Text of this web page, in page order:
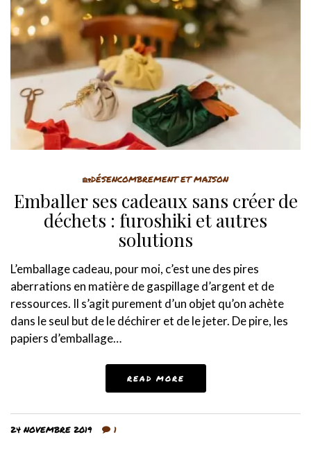
🏡DÉSENCOMBREMENT ET MAISON
Emballer ses cadeaux sans créer de
déchets : furoshiki et autres
solutions
L’emballage cadeau, pour moi, c’est une des pires
aberrations en matière de gaspillage d’argent et de
ressources. Il s’agit purement d’un objet qu’on achète
dans le seul but de le déchirer et de le jeter. De pire, les
papiers d’emballage…
READ MORE
24 NOVEMBRE 2019 1